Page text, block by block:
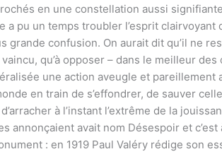
en une constellation aussi
a pu un temps troubler l’esprit
grande confusion. On aurait dit qu’il ne
qu’à opposer – dans le meilleur des
une action aveugle et pareillement
en train de s’effondrer, de sauver
à l’instant l’extrême de la
annonçaient avait nom Désespoir et
: en 1919 Paul Valéry rédige son